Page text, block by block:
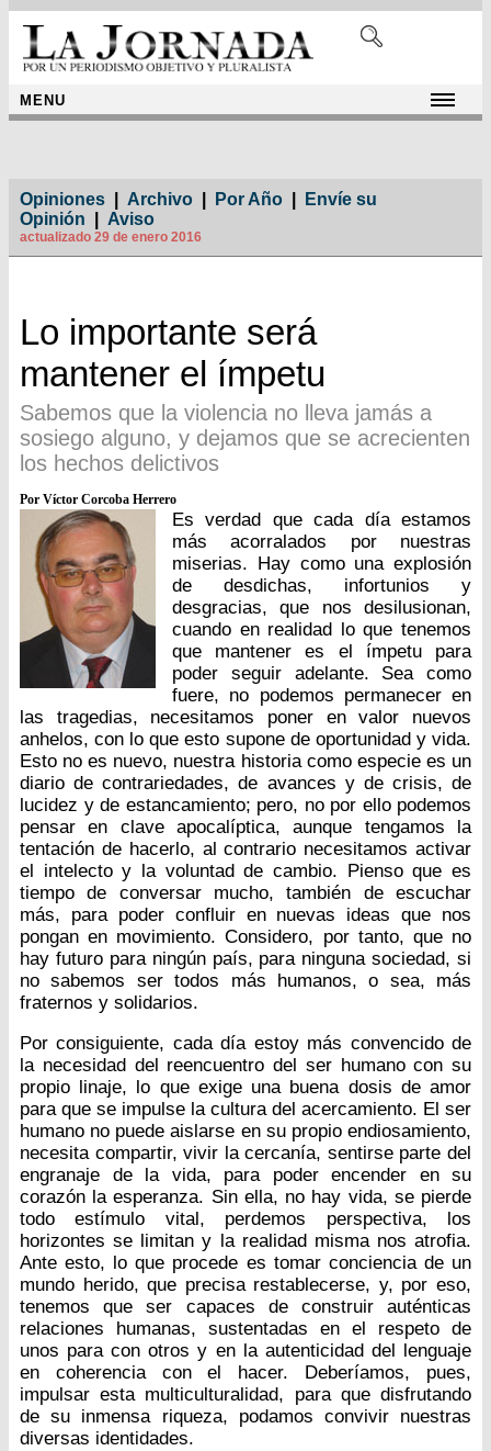
MENU
Opiniones Archivo Por Año
Envíe su
Opinión
Aviso
actualizado 29 de enero 2016
Lo importante será
mantener el ímpetu
Sabemos que la violencia no lleva jamás a
sosiego alguno, y dejamos que se acrecienten
los hechos delictivos
Por Víctor Corcoba Herrero
Es verdad que cada día estamos
más acorralados por nuestras
miserias. Hay como una explosión
de desdichas, infortunios y
desgracias, que nos desilusionan,
cuando en realidad lo que tenemos
que mantener es el ímpetu para
poder seguir adelante. Sea como
fuere, no podemos permanecer en
las tragedias, necesitamos poner en valor nuevos
anhelos, con lo que esto supone de oportunidad y vida.
Esto no es nuevo, nuestra historia como especie es un
diario de contrariedades, de avances y de crisis, de
lucidez y de estancamiento; pero, no por ello podemos
pensar en clave apocalíptica, aunque tengamos la
tentación de hacerlo, al contrario necesitamos activar
el intelecto y la voluntad de cambio. Pienso que es
tiempo de conversar mucho, también de escuchar
más, para poder confluir en nuevas ideas que nos
pongan en movimiento. Considero, por tanto, que no
hay futuro para ningún país, para ninguna sociedad, si
no sabemos ser todos más humanos, o sea, más
fraternos y solidarios.
Por consiguiente, cada día estoy más convencido de
la necesidad del reencuentro del ser humano con su
propio linaje, lo que exige una buena dosis de amor
para que se impulse la cultura del acercamiento. El ser
humano no puede aislarse en su propio endiosamiento,
necesita compartir, vivir la cercanía, sentirse parte del
engranaje de la vida, para poder encender en su
corazón la esperanza. Sin ella, no hay vida, se pierde
todo estímulo vital, perdemos perspectiva, los
horizontes se limitan y la realidad misma nos atrofia.
Ante esto, lo que procede es tomar conciencia de un
mundo herido, que precisa restablecerse, y, por eso,
tenemos que ser capaces de construir auténticas
relaciones humanas, sustentadas en el respeto de
unos para con otros y en la autenticidad del lenguaje
en coherencia con el hacer. Deberíamos, pues,
impulsar esta multiculturalidad, para que disfrutando
de su inmensa riqueza, podamos convivir nuestras
diversas identidades.